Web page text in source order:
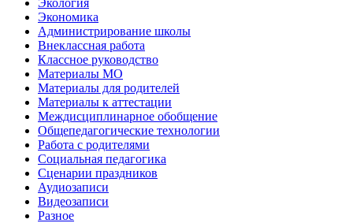
Экономика
Администрирование школы
Внеклассная работа
Классное руководство
Материалы МО
Материалы для родителей
Материалы к аттестации
Междисциплинарное обобщение
Общепедагогические технологии
Работа с родителями
Социальная педагогика
Сценарии праздников
Аудиозаписи
Видеозаписи
Разное